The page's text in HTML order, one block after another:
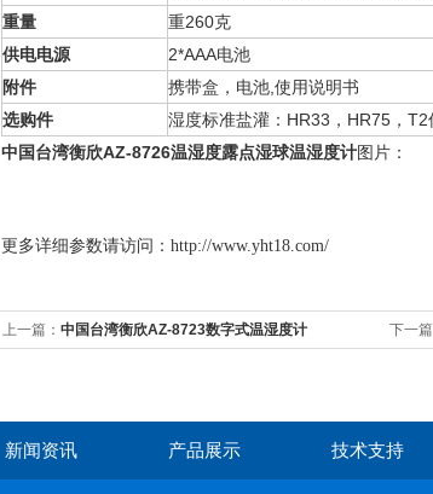
重量
重260克
供电电源
2*AAA电池
附件
携带盒，电池 使用说明书
选购件
湿度标准盐灌： HR33 ， HR75 ， T2
中国台湾衡欣AZ-8726温湿度露点湿球温湿度计图片：
更多详细参数请访问：http://www.yht18.com/
上一篇： 中国台湾衡欣AZ-8723数字式温湿度计 下一篇
新闻资讯 产品展示 技术支持